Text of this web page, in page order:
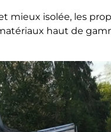
mieux isolée, les
haut de